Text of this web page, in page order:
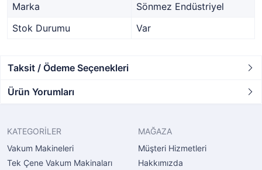
Marka
Sönmez Endüstriyel
Stok Durumu
Var
Taksit / Ödeme Seçenekleri
Ürün Yorumları
KATEGORİLER
Vakum Makineleri
Tek Çene Vakum Makinaları
MAĞAZA
Müşteri Hizmetleri
Hakkımızda